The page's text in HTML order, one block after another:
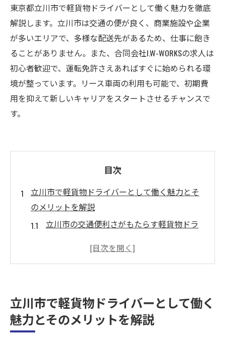
東京都立川市で軽貨物ドライバーとして働く魅力を徹底
解説します。立川市は交通の便が良く、商業施設や企業
が多いエリアで、多様な配送先があるため、仕事に飽き
ることがありません。また、合同会社I.W-WORKSの求人は
初心者歓迎で、運転免許さえあればすぐに始められる環
境が整っています。リース車両の利用も可能で、初期費
用を抑えて新しいキャリアをスタートさせるチャンスで
す。
目次
立川市で軽貨物ドライバーとして働く魅力とそ
のメリットを解説
立川市の交通便利さがもたらす軽貨物ドラ
商業施設の多さが魅力！立川市での軽貨物
い理由
初心者歓迎！立川市での軽貨物ドライバー
立川市で軽貨物ドライバーとして働く
魅力とそのメリットを解説